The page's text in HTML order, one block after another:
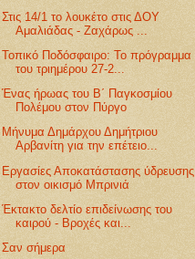
Στις 14/1 το λουκέτο στις ΔΟΥ
Αμαλιάδας - Ζαχάρως ...
Τοπικό Ποδόσφαιρο: Το πρόγραμμα
του τριημέρου 27-2...
Ένας ήρωας του Β΄ Παγκοσμίου
Πολέμου στον Πύργο
Μήνυμα Δημάρχου Δημήτριου
Αρβανίτη για την επέτειο...
Εργασίες Αποκατάστασης ύδρευσης
στον οικισμό Μπρινιά
Έκτακτο δελτίο επιδείνωσης του
καιρού - Βροχές και...
Σαν σήμερα